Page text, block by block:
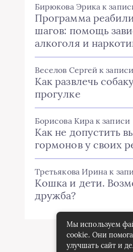
Бирюкова Эрика к
Программа
шагов: помощь
алкоголя и
Веселов Сергей к записи
Как развлечь
прогулке
Борисова Кира к записи
Как не допустить
гормонов у своих
Третьякова Ирина к
Кошка и дети.
дружба?
Мы используем
cookie. Они
улучшать сайт и